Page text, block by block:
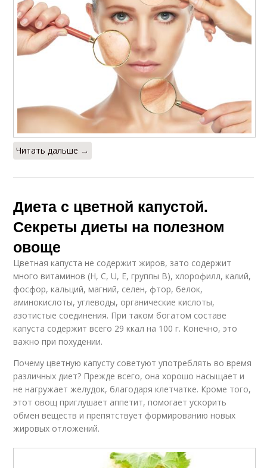
Читать дальше →
Диета с цветной капустой.
Секреты диеты на полезном
овоще
Цветная капуста не содержит жиров, зато содержит
много витаминов (Н, С, U, Е, группы В), хлорофилл, калий,
фосфор, кальций, магний, селен, фтор, белок,
аминокислоты, углеводы, органические кислоты,
азотистые соединения. При таком богатом составе
капуста содержит всего 29 ккал на 100 г. Конечно, это
важно при похудении.
Почему цветную капусту советуют употреблять во время
различных диет? Прежде всего, она хорошо насыщает и
не нагружает желудок, благодаря клетчатке. Кроме того,
этот овощ приглушает аппетит, помогает ускорить
обмен веществ и препятствует формированию новых
жировых отложений.